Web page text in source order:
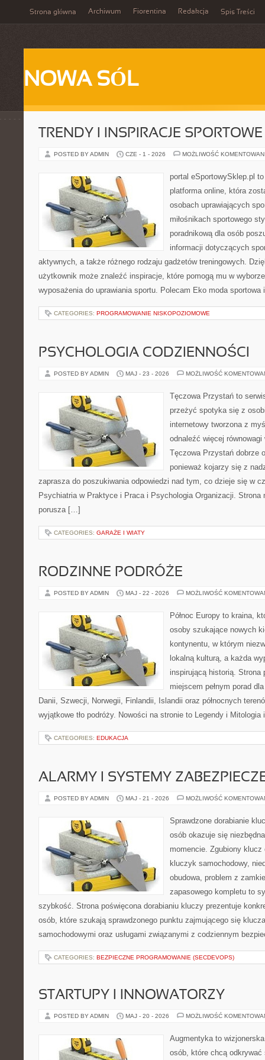
Strona główna Archiwum Fiorentina Redakcja Spis Treści
NOWA SÓL
TRENDY I INSPIRACJE SPORTOWE
POSTED BY ADMIN CZE - 1 - 2026 MOŻLIWOŚĆ
portal eSportowySklep.pl
platforma online, która
osobach uprawiających
miłośnikach sportowego
poradnikową dla osób
informacji dotyczących
aktywnych, a także różnego rodzaju gadżetów treningowych.
użytkownik może znaleźć inspiracje, które pomogą mu w
wyposażenia do uprawiania sportu. Polecam Eko moda
CATEGORIES: PROGRAMOWANIE NISKOPOZIOMOWE
PSYCHOLOGIA CODZIENNOŚCI
POSTED BY ADMIN MAJ - 23 - 2026 MOŻLIWOŚĆ
Tęczowa Przystań to
przeżyć spotyka się z
internetowy tworzona z
odnaleźć więcej
Tęczowa Przystań dobrze
ponieważ kojarzy się z
zaprasza do poszukiwania odpowiedzi nad tym, co dzieje się w
Psychiatria w Praktyce i Praca i Psychologia Organizacji. Strona
porusza […]
CATEGORIES: GARAŻE I WIATY
RODZINNE PODRÓŻE
POSTED BY ADMIN MAJ - 22 - 2026 MOŻLIWOŚĆ
Północ Europy to kraina,
osoby szukające nowych
kontynentu, w którym
lokalną kulturą, a każda
inspirującą historią.
miejscem pełnym porad
Danii, Szwecji, Norwegii, Finlandii, Islandii oraz północnych
wyjątkowe tło podróży. Nowości na stronie to Legendy i
CATEGORIES: EDUKACJA
ALARMY I SYSTEMY
POSTED BY ADMIN MAJ - 21 - 2026 MOŻLIWOŚĆ
Sprawdzone dorabianie
osób okazuje się
momencie. Zgubiony
kluczyk samochodowy,
obudowa, problem z
zapasowego kompletu to
szybkość. Strona poświęcona dorabianiu kluczy prezentuje
osób, które szukają sprawdzonego punktu zajmującego się
samochodowymi oraz usługami związanymi z codziennym
CATEGORIES: BEZPIECZNE PROGRAMOWANIE (SECDEVOPS)
STARTUPY I INNOWATORZY
POSTED BY ADMIN MAJ - 20 - 2026 MOŻLIWOŚĆ
Augmentyka to
osób, które chcą odkrywać